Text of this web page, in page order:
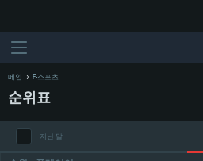
메인 E-스포츠
순위표
지난 달